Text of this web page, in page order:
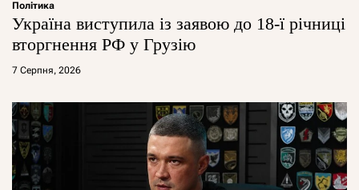
Політика
Україна виступила із заявою до 18-ї річниці
вторгнення РФ у Грузію
7 Серпня, 2026